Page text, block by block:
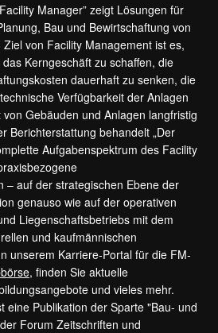
Manager” zeigt Lösungen für
Bau und Bewirtschaftung von
von Facility Management ist es,
Kerngeschäft zu schaffen, die
dauerhaft zu senken, die
Verfügbarkeit der Anlagen
Gebäuden und Anlagen langfristig
Berichterstattung behandelt „Der
Aufgabenspektrum des Facility
– auf der strategischen Ebene der
genauso wie auf der operativen
Liegenschaftsbetriebs mit dem
und kaufmännischen
unserem Karriere-Portal für die FM-
, finden Sie aktuelle
und vieles mehr.
eine Publikation der Sparte "Bau- und
Forum Zeitschriften und